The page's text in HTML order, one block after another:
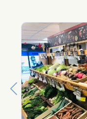
Previous